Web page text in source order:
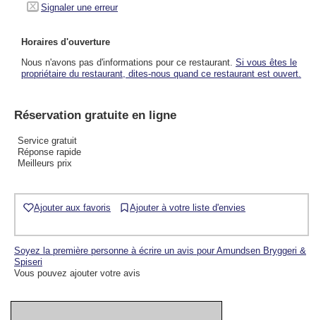
Signaler une erreur
Horaires d'ouverture
Nous n'avons pas d'informations pour ce restaurant. Si vous êtes le
propriétaire du restaurant, dites-nous quand ce restaurant est ouvert.
Réservation gratuite en ligne
Service gratuit
Réponse rapide
Meilleurs prix
Ajouter aux favoris Ajouter à votre liste d'envies
Soyez la première personne à écrire un avis pour Amundsen Bryggeri &
Spiseri
Vous pouvez ajouter votre avis